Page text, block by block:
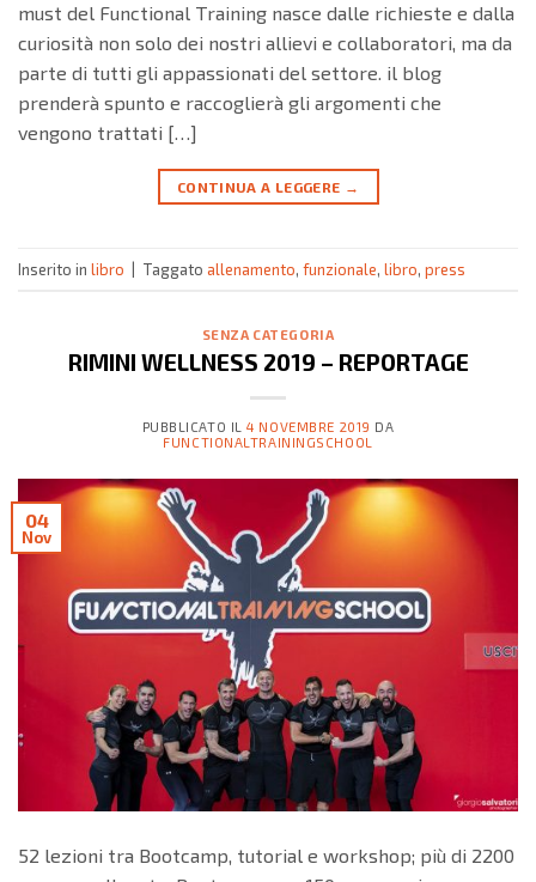
must del Functional Training nasce dalle richieste e dalla
curiosità non solo dei nostri allievi e collaboratori, ma da
parte di tutti gli appassionati del settore. il blog
prenderà spunto e raccoglierà gli argomenti che
vengono trattati […]
CONTINUA A LEGGERE →
Inserito in libro | Taggato allenamento, funzionale, libro, press
SENZA CATEGORIA
RIMINI WELLNESS 2019 – REPORTAGE​
PUBBLICATO IL4 NOVEMBRE 2019 DA
FUNCTIONALTRAININGSCHOOL
04
Nov
52 lezioni tra Bootcamp, tutorial e workshop; più di 2200